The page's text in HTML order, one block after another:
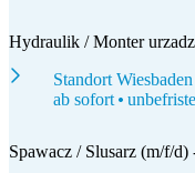
Hydraulik / Monter
Standort Wiesbaden
ab sofort
Spawacz / Slusarz (m/f/